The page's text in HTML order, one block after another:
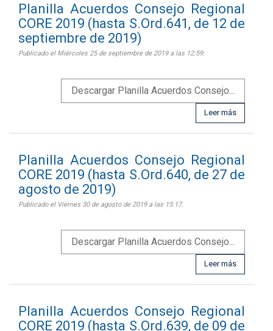
Planilla Acuerdos Consejo Regional
CORE 2019 (hasta S.Ord.641, de 12 de
septiembre de 2019)
Publicado el Miércoles 25 de septiembre de 2019 a las 12:59.
Descargar Planilla Acuerdos Consejo...
Leer más
Planilla Acuerdos Consejo Regional
CORE 2019 (hasta S.Ord.640, de 27 de
agosto de 2019)
Publicado el Viernes 30 de agosto de 2019 a las 15:17.
Descargar Planilla Acuerdos Consejo...
Leer más
Planilla Acuerdos Consejo Regional
CORE 2019 (hasta S.Ord.639, de 09 de